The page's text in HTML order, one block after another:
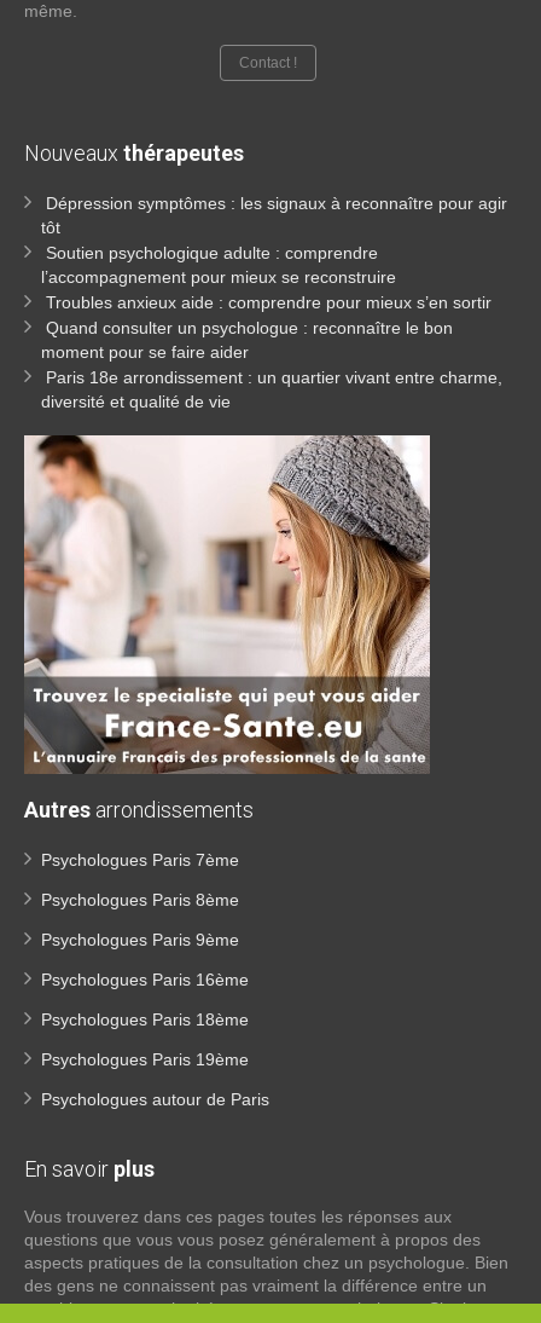
même.
Contact !
Nouveaux thérapeutes
Dépression symptômes : les signaux à reconnaître pour agir
tôt
Soutien psychologique adulte : comprendre
l’accompagnement pour mieux se reconstruire
Troubles anxieux aide : comprendre pour mieux s’en sortir
Quand consulter un psychologue : reconnaître le bon
moment pour se faire aider
Paris 18e arrondissement : un quartier vivant entre charme,
diversité et qualité de vie
Autres arrondissements
Psychologues Paris 7ème
Psychologues Paris 8ème
Psychologues Paris 9ème
Psychologues Paris 16ème
Psychologues Paris 18ème
Psychologues Paris 19ème
Psychologues autour de Paris
En savoir plus
Vous trouverez dans ces pages toutes les réponses aux
questions que vous vous posez généralement à propos des
aspects pratiques de la consultation chez un psychologue. Bien
des gens ne connaissent pas vraiment la différence entre un
psychiatre, un psychothérapeute et un psychologue. Si tel est